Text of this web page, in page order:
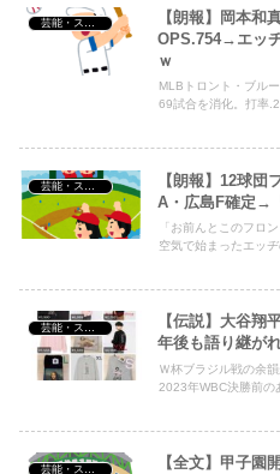
【朗報】岡本和
OPS.754→エッ
ｗ
MLBトロント・ブル
69試合を消化。打率
【朗報】12球
A・広島F確定→
「お前んとこのフロ
空気で始まったエッ
【伝説】大谷
年後も語り継が
Ｗ杯ブラジル戦の余
2023年WBC決勝前の
【全文】甲子園